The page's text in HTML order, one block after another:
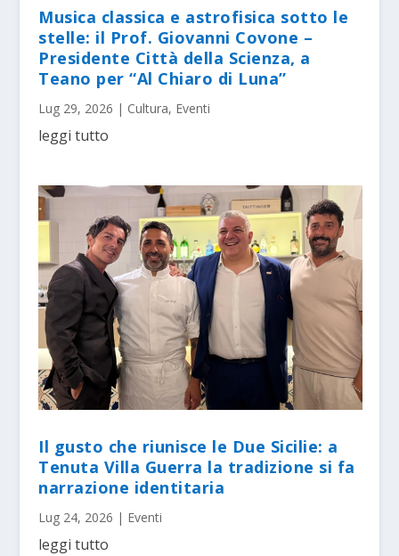
Musica classica e astrofisica sotto le
stelle: il Prof. Giovanni Covone –
Presidente Città della Scienza, a
Teano per “Al Chiaro di Luna”
Lug 29, 2026 | Cultura, Eventi
leggi tutto
Il gusto che riunisce le Due Sicilie: a
Tenuta Villa Guerra la tradizione si fa
narrazione identitaria
Lug 24, 2026 | Eventi
leggi tutto